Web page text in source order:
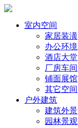
室内空间
家居装潢
办公环境
酒店大堂
厂房车间
铺面展馆
其它空间
户外建筑
建筑外景
园林景观